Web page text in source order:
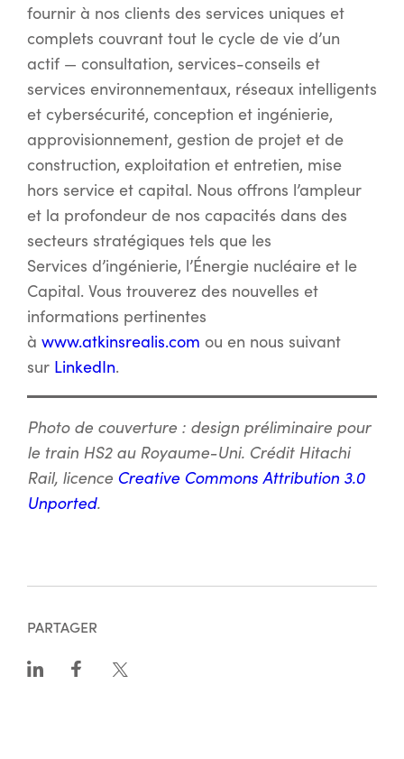
fournir à nos clients des services uniques et
complets couvrant tout le cycle de vie d’un
actif — consultation, services-conseils et
services environnementaux, réseaux intelligents
et cybersécurité, conception et ingénierie,
approvisionnement, gestion de projet et de
construction, exploitation et entretien, mise
hors service et capital. Nous offrons l’ampleur
et la profondeur de nos capacités dans des
secteurs stratégiques tels que les
Services d’ingénierie, l’Énergie nucléaire et le
Capital. Vous trouverez des nouvelles et
informations pertinentes
à www.atkinsrealis.com ou en nous suivant
sur LinkedIn.
Photo de couverture : design préliminaire pour
le train HS2 au Royaume-Uni. Crédit Hitachi
Rail, licence Creative Commons Attribution 3.0
Unported.
PARTAGER